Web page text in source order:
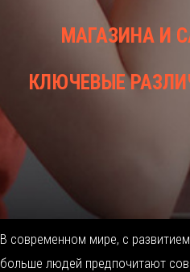
МАГАЗИНА И
КЛЮЧЕВЫЕ
В современном мире, с
больше людей предпочитают